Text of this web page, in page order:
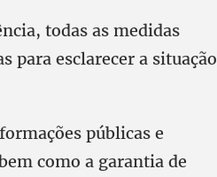
todas as medidas
para esclarecer a situação
públicas e
como a garantia de